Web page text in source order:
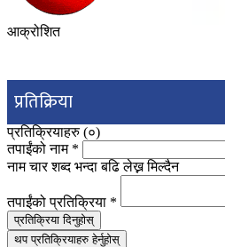
आक्रोशित
प्रतिक्रिया
प्रतिक्रियाहरु (०)
तपाईंको नाम *
नाम चार शब्द भन्दा बढि लेख्न मिल्दैन
तपाईंको प्रतिक्रिया *
प्रतिक्रिया दिनुहोस्
थप प्रतिक्रियाहरु हेर्नुहोस्